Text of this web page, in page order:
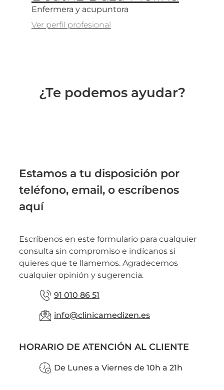
Enfermera y acupuntora
Ver perfil profesional
¿Te podemos ayudar?
Estamos a tu disposición por
teléfono, email, o escríbenos
aquí
Escríbenos en este formulario para cualquier
consulta sin compromiso e indícanos si
quieres que te llamemos. Agradecemos
cualquier opinión y sugerencia.
91 010 86 51
info@clinicamedizen.es
HORARIO DE ATENCIÓN AL CLIENTE
De Lunes a Viernes de 10h a 21h